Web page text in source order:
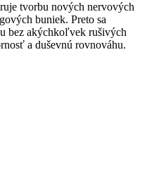
tvorbu nových nervových
buniek. Preto sa
bez akýchkoľvek rušivých
a duševnú rovnováhu.